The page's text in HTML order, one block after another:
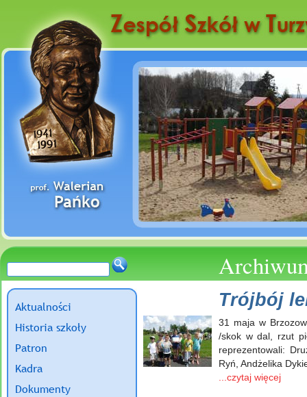
Aktualności
Historia szkoły
Patron
Kadra
Dokumenty
Trójbój
31 maja w
/skok w dal, rzut
reprezentowali:
Ryń, Andżelika
...czytaj więcej